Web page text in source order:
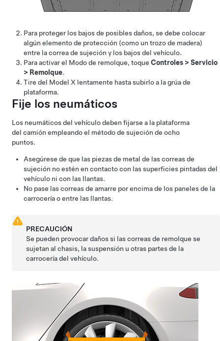
Para proteger los bajos de posibles daños, se debe colocar
algún elemento de protección (como un trozo de madera)
entre la correa de sujeción y los bajos del vehículo.
Para activar el Modo de remolque, toque Controles > Servicio
> Remolque.
Tire del Model X lentamente hasta subirlo a la grúa de
plataforma.
Fije los neumáticos
Los neumáticos del vehículo deben fijarse a la plataforma
del camión empleando el método de sujeción de ocho
puntos.
Asegúrese de que las piezas de metal de las correas de
sujeción no estén en contacto con las superficies pintadas del
vehículo ni con las llantas.
No pase las correas de amarre por encima de los paneles de la
carrocería o entre las llantas.
PRECAUCIÓN
Se pueden provocar daños si las correas de remolque se
sujetan al chasis, la suspensión u otras partes de la
carrocería del vehículo.